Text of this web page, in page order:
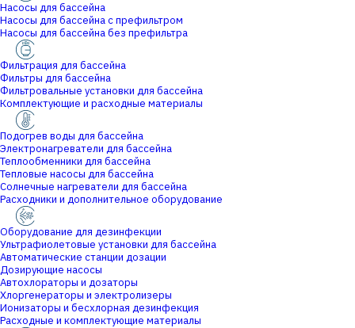
Насосы для бассейна
Насосы для бассейна с префильтром
Насосы для бассейна без префильтра
Фильтрация для бассейна
Фильтры для бассейна
Фильтровальные установки для бассейна
Комплектующие и расходные материалы
Подогрев воды для бассейна
Электронагреватели для бассейна
Теплообменники для бассейна
Тепловые насосы для бассейна
Солнечные нагреватели для бассейна
Расходники и дополнительное оборудование
Оборудование для дезинфекции
Ультрафиолетовые установки для бассейна
Автоматические станции дозации
Дозирующие насосы
Автохлораторы и дозаторы
Хлоргенераторы и электролизеры
Ионизаторы и бесхлорная дезинфекция
Расходные и комплектующие материалы